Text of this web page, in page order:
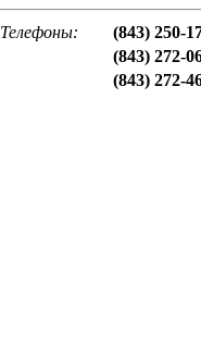
Телефоны:
(843) 250-
(843) 272-
(843) 272-